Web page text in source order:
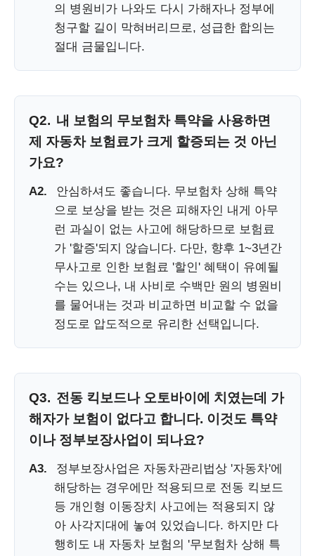
의 병원비가 나와도 다시 가해자나 정부에
청구할 길이 막혀버리므로, 성급한 합의는
절대 금물입니다.
Q2. 내 보험의 무보험차 특약을 사용하면
제 자동차 보험료가 크게 할증되는 것 아닌
가요?
A2.
안심하셔도 좋습니다. 무보험차 상해 특약
으로 보상을 받는 것은 피해자인 내게 아무
런 과실이 없는 사고에 해당하므로 보험료
가 '할증'되지 않습니다. 다만, 향후 1~3년간
무사고로 인한 보험료 '할인' 혜택이 유예될
수는 있으나, 내 사비로 수백만 원의 병원비
를 물어내는 것과 비교하면 비교할 수 없을
정도로 압도적으로 유리한 선택입니다.
Q3. 전동 킥보드나 오토바이에 치였는데 가
해자가 보험이 없다고 합니다. 이것도 특약
이나 정부보장사업이 되나요?
A3.
정부보장사업은 자동차관리법상 '자동차'에
해당하는 경우에만 적용되므로 전동 킥보드
등 개인형 이동장치 사고에는 적용되지 않
아 사각지대에 놓여 있었습니다. 하지만 다
행히도 내 자동차 보험의 '무보험차 상해 특